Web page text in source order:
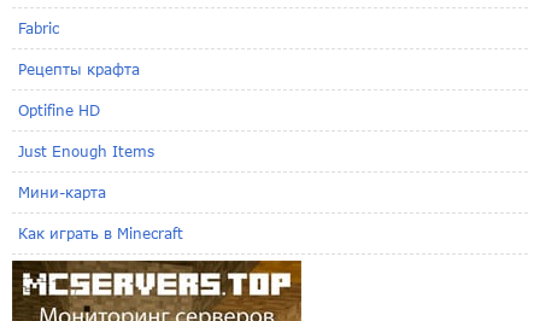
Fabric
Рецепты крафта
Optifine HD
Just Enough Items
Мини-карта
Как играть в Minecraft